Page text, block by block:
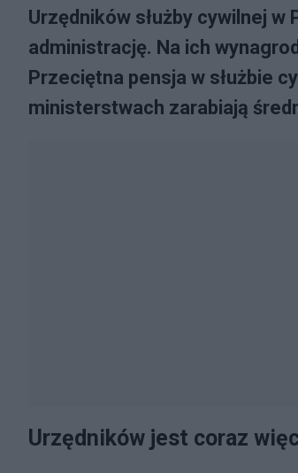
Urzędników służby cywilnej
administrację. Na ich
Przeciętna pensja w służbie
ministerstwach zarabiają
Urzędników jest coraz